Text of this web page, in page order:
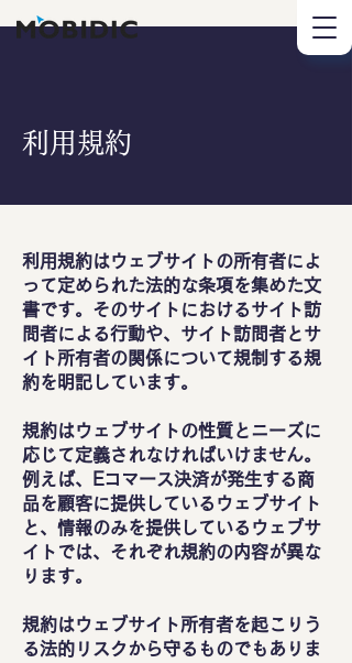
利用規約
利用規約はウェブサイトの所有者によ
って定められた法的な条項を集めた文
書です。そのサイトにおけるサイト訪
問者による行動や、サイト訪問者とサ
イト所有者の関係について規制する規
約を明記しています。
規約はウェブサイトの性質とニーズに
応じて定義されなければいけません。
例えば、Eコマース決済が発生する商
品を顧客に提供しているウェブサイト
と、情報のみを提供しているウェブサ
イトでは、それぞれ規約の内容が異な
ります。
規約はウェブサイト所有者を起こりう
る法的リスクから守るものでもありま